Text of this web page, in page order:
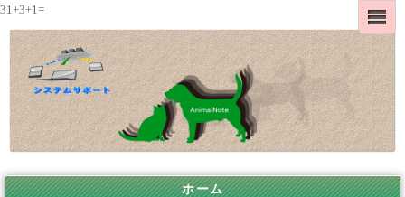
31+3+1=
ホーム